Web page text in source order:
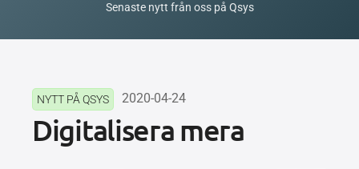
Senaste nytt från oss på Qsys
NYTT PÅ QSYS 2020-04-24
Digitalisera mera